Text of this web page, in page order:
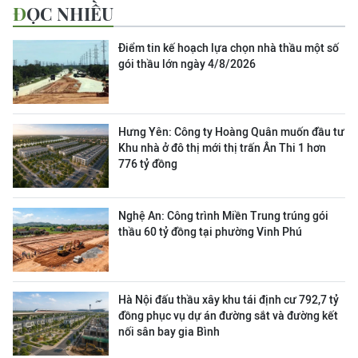
ĐỌC NHIỀU
Điểm tin kế hoạch lựa chọn nhà thầu một số
gói thầu lớn ngày 4/8/2026
Hưng Yên: Công ty Hoàng Quân muốn đầu tư
Khu nhà ở đô thị mới thị trấn Ân Thi 1 hơn
776 tỷ đồng
Nghệ An: Công trình Miền Trung trúng gói
thầu 60 tỷ đồng tại phường Vinh Phú
Hà Nội đấu thầu xây khu tái định cư 792,7 tỷ
đồng phục vụ dự án đường sắt và đường kết
nối sân bay gia Bình